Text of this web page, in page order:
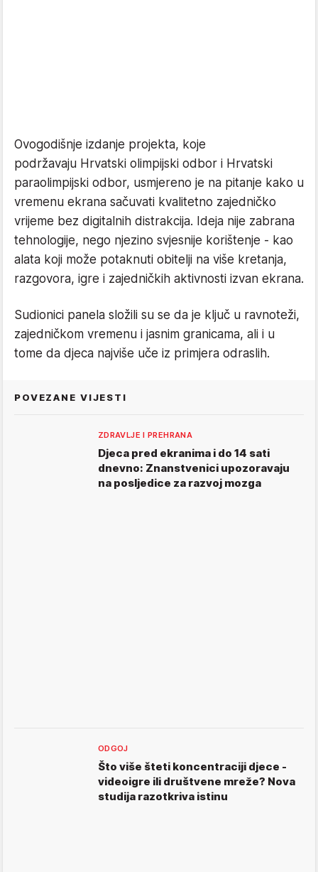
Ovogodišnje izdanje projekta, koje
podržavaju Hrvatski olimpijski odbor i Hrvatski
paraolimpijski odbor, usmjereno je na pitanje kako u
vremenu ekrana sačuvati kvalitetno zajedničko
vrijeme bez digitalnih distrakcija. Ideja nije zabrana
tehnologije, nego njezino svjesnije korištenje - kao
alata koji može potaknuti obitelji na više kretanja,
razgovora, igre i zajedničkih aktivnosti izvan ekrana.
Sudionici panela složili su se da je ključ u ravnoteži,
zajedničkom vremenu i jasnim granicama, ali i u
tome da djeca najviše uče iz primjera odraslih.
POVEZANE VIJESTI
ZDRAVLJE I PREHRANA
Djeca pred ekranima i do 14 sati
dnevno: Znanstvenici upozoravaju
na posljedice za razvoj mozga
ODGOJ
Što više šteti koncentraciji djece -
videoigre ili društvene mreže? Nova
studija razotkriva istinu